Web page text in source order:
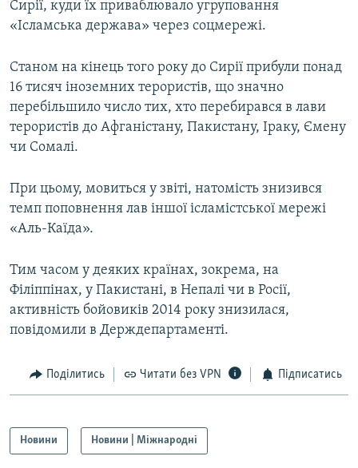
Сирії, куди їх приваблювало угруповання
«Ісламська держава» через соцмережі.
Станом на кінець того року до Сирії прибули понад
16 тисяч іноземних терористів, що значно
перебільшило число тих, хто перебирався в лави
терористів до Афганістану, Пакистану, Іраку, Ємену
чи Сомалі.
При цьому, мовиться у звіті, натомість знизився
темп поповнення лав іншої ісламістської мережі
«Аль-Каїда».
Тим часом у деяких країнах, зокрема, на
Філіппінах, у Пакистані, в Непалі чи в Росії,
активність бойовиків 2014 року знизилася,
повідомили в Держдепартаменті.
Поділитись Читати без VPN Підписатись
Новини Новини | Міжнародні